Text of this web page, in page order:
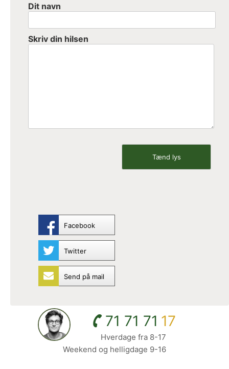
Facebook
Twitter
Send på mail
Dit navn
Skriv din hilsen
71 71 71 17
Hverdage fra 8-17
Weekend og helligdage 9-16